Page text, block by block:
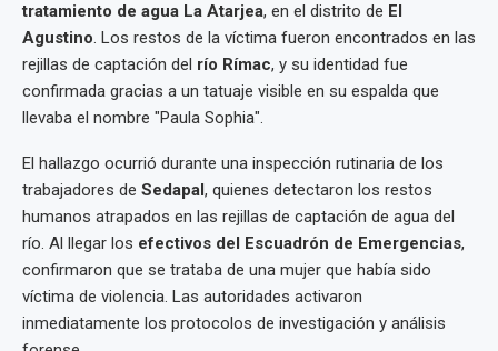
tratamiento de agua La Atarjea, en el distrito de El
Agustino. Los restos de la víctima fueron encontrados en las
rejillas de captación del río Rímac, y su identidad fue
confirmada gracias a un tatuaje visible en su espalda que
llevaba el nombre "Paula Sophia".
El hallazgo ocurrió durante una inspección rutinaria de los
trabajadores de Sedapal, quienes detectaron los restos
humanos atrapados en las rejillas de captación de agua del
río. Al llegar los efectivos del Escuadrón de Emergencias,
confirmaron que se trataba de una mujer que había sido
víctima de violencia. Las autoridades activaron
inmediatamente los protocolos de investigación y análisis